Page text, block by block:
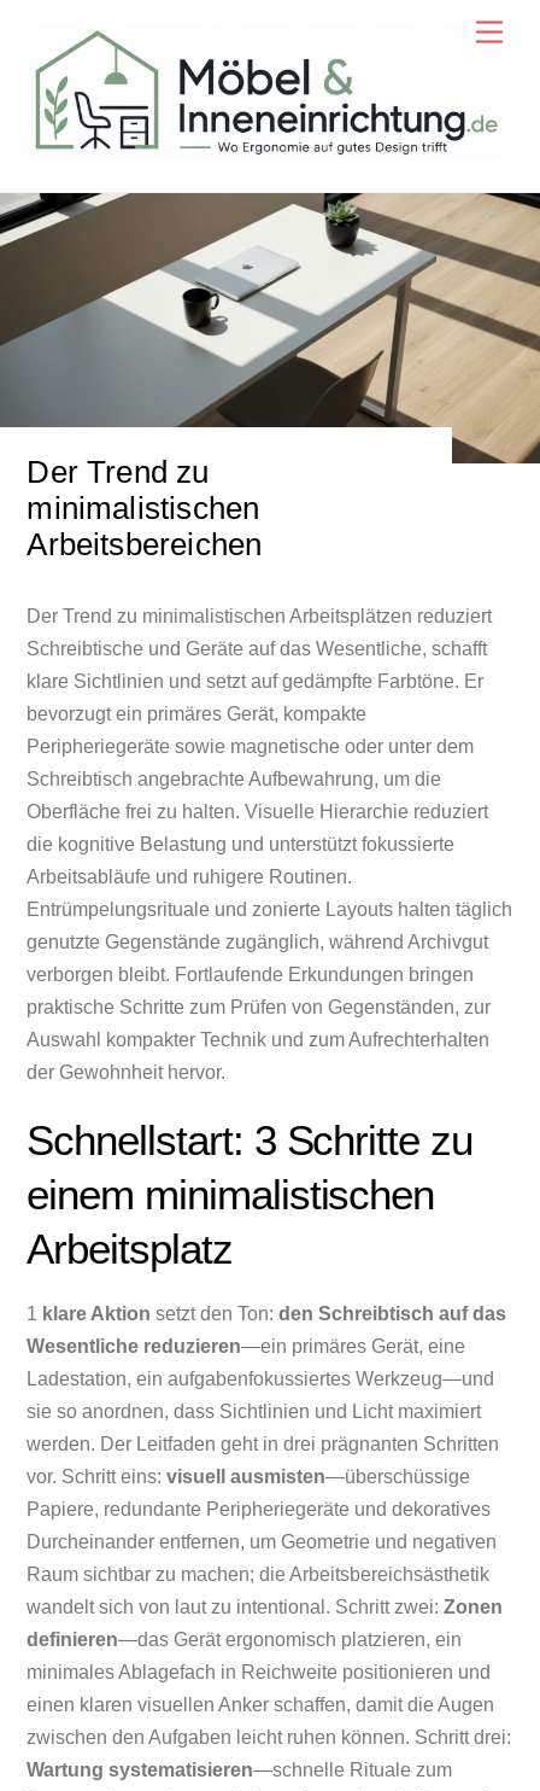
content
Der Trend zu
minimalistischen
Arbeitsbereichen
Der Trend zu minimalistischen Arbeitsplätzen reduziert
Schreibtische und Geräte auf das Wesentliche, schafft
klare Sichtlinien und setzt auf gedämpfte Farbtöne. Er
bevorzugt ein primäres Gerät, kompakte
Peripheriegeräte sowie magnetische oder unter dem
Schreibtisch angebrachte Aufbewahrung, um die
Oberfläche frei zu halten. Visuelle Hierarchie reduziert
die kognitive Belastung und unterstützt fokussierte
Arbeitsabläufe und ruhigere Routinen.
Entrümpelungsrituale und zonierte Layouts halten täglich
genutzte Gegenstände zugänglich, während Archivgut
verborgen bleibt. Fortlaufende Erkundungen bringen
praktische Schritte zum Prüfen von Gegenständen, zur
Auswahl kompakter Technik und zum Aufrechterhalten
der Gewohnheit hervor.
Schnellstart: 3 Schritte zu
einem minimalistischen
Arbeitsplatz
1 klare Aktion setzt den Ton:den Schreibtisch auf das
Wesentliche reduzieren—ein primäres Gerät, eine
Ladestation, ein aufgabenfokussiertes Werkzeug—und
sie so anordnen, dass Sichtlinien und Licht maximiert
werden. Der Leitfaden geht in drei prägnanten Schritten
vor. Schritt eins:visuell ausmisten—überschüssige
Papiere, redundante Peripheriegeräte und dekoratives
Durcheinander entfernen, um Geometrie und negativen
Raum sichtbar zu machen; die Arbeitsbereichsästhetik
wandelt sich von laut zu intentional. Schritt zwei:Zonen
definieren—das Gerät ergonomisch platzieren, ein
minimales Ablagefach in Reichweite positionieren und
einen klaren visuellen Anker schaffen, damit die Augen
zwischen den Aufgaben leicht ruhen können. Schritt drei:
Wartung systematisieren—schnelle Rituale zum